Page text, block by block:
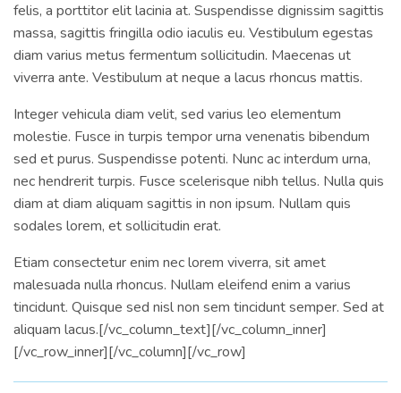
felis, a porttitor elit lacinia at. Suspendisse dignissim sagittis
massa, sagittis fringilla odio iaculis eu. Vestibulum egestas
diam varius metus fermentum sollicitudin. Maecenas ut
viverra ante. Vestibulum at neque a lacus rhoncus mattis.
Integer vehicula diam velit, sed varius leo elementum
molestie. Fusce in turpis tempor urna venenatis bibendum
sed et purus. Suspendisse potenti. Nunc ac interdum urna,
nec hendrerit turpis. Fusce scelerisque nibh tellus. Nulla quis
diam at diam aliquam sagittis in non ipsum. Nullam quis
sodales lorem, et sollicitudin erat.
Etiam consectetur enim nec lorem viverra, sit amet
malesuada nulla rhoncus. Nullam eleifend enim a varius
tincidunt. Quisque sed nisl non sem tincidunt semper. Sed at
aliquam lacus.[/vc_column_text][/vc_column_inner]
[/vc_row_inner][/vc_column][/vc_row]